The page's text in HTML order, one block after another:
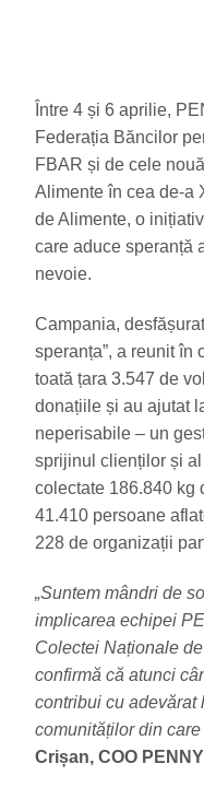
Între 4 și 6 aprilie,
Federația Băncilor
FBAR și de cele
Alimente în cea de-a
de Alimente, o
care aduce speranță
nevoie.
Campania,
speranța”, a reunit în
toată țara 3.547 de
donațiile și au ajutat
neperisabile – un
sprijinul clienților și
colectate 186.840 kg
41.410 persoane
228 de organizații
„Suntem mândri de
implicarea echipei
Colectei Naționale
confirmă că atunci
contribui cu adevărat
comunităților din care
Crișan, COO